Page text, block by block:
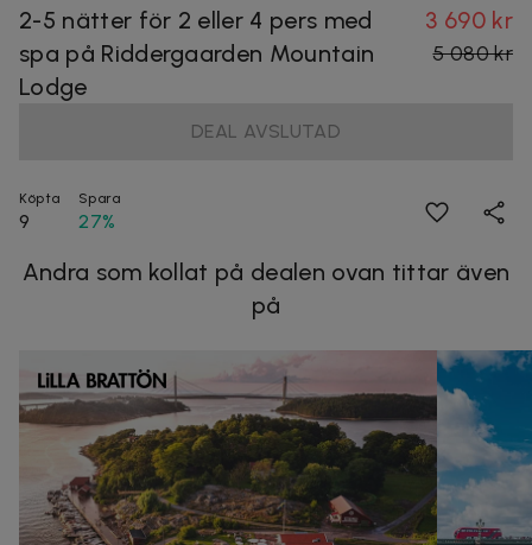
2-5 nätter för 2 eller 4 pers med
spa på Riddergaarden Mountain
Lodge
3 690 kr
5 080 kr
DEAL AVSLUTAD
Köpta
9
Spara
27%
Andra som kollat på dealen ovan tittar även
på